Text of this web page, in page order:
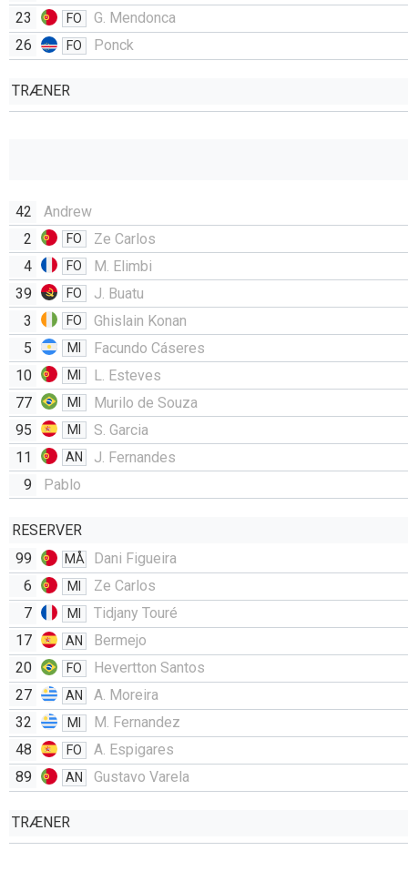
23
FO
G. Mendonca
26
FO Ponck
TRÆNER
42
Andrew
2
FO
Ze Carlos
4
FO
M. Elimbi
39
FO
J. Buatu
3
FO
Ghislain Konan
5
MI
Facundo Cáseres
10
MI
L. Esteves
77
MI
Murilo de Souza
95
MI
S. Garcia
11
AN
J. Fernandes
9
Pablo
RESERVER
99
MÅ
Dani Figueira
6
MI
Ze Carlos
7
MI
Tidjany Touré
17
AN
Bermejo
20
FO
Hevertton Santos
27
AN
A. Moreira
32
MI
M. Fernandez
48
FO
A. Espigares
89
AN Gustavo Varela
TRÆNER